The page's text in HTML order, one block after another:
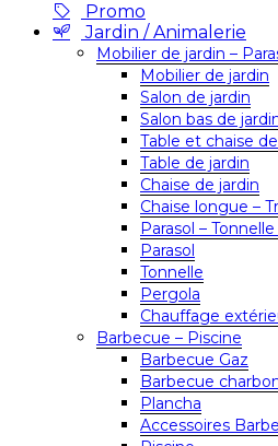
Promo
Jardin / Animalerie
Mobilier de jardin –
Mobilier de jardin
Salon de jardin
Salon bas de
Table et chaise
Table de jardin
Chaise de jardin
Chaise longue –
Parasol –
Parasol
Tonnelle
Pergola
Chauffage
Barbecue – Piscine
Barbecue Gaz
Barbecue
Plancha
Accessoires